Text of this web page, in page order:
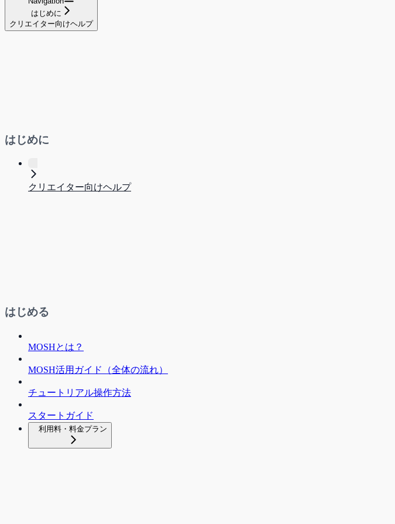
はじめに
クリエイター向けヘルプ
はじめに
クリエイター向けヘルプ
はじめる
MOSHとは？
MOSH活用ガイド（全体の流れ）
チュートリアル操作方法
スタートガイド
利用料・料金プラン